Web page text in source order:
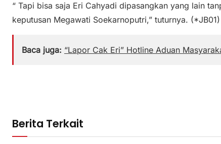
“ Tapi bisa saja Eri Cahyadi dipasangkan yang lain
keputusan Megawati Soekarnoputri,” tuturnya. (*JB01)
Baca juga: “Lapor Cak Eri” Hotline Aduan
Berita Terkait